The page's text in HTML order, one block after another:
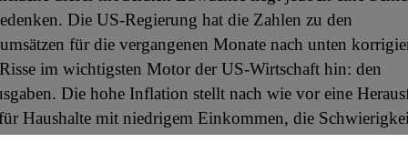
Die US-Regierung hat die Zahlen zu den
für die vergangenen Monate nach unten
im wichtigsten Motor der US-Wirtschaft hin: den
Die hohe Inflation stellt nach wie vor eine
Haushalte mit niedrigem Einkommen, die
Preisen Schritt zu halten.